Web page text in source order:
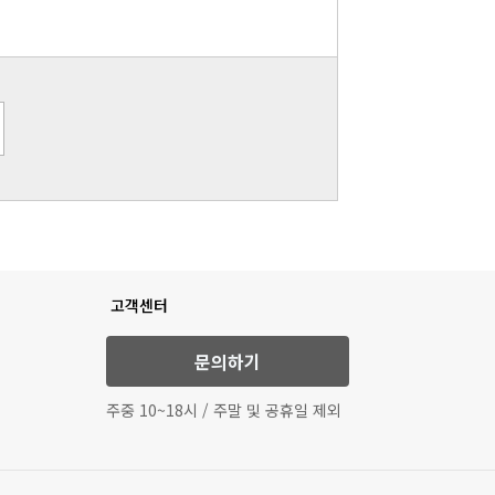
고객센터
문의하기
주중 10~18시 / 주말 및 공휴일 제외